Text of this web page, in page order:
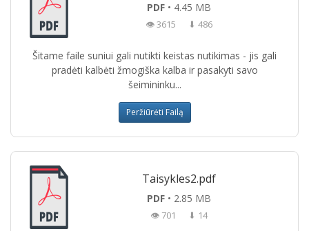
PDF• 4.45 MB
👁 3615 ⬇ 486
Šitame faile suniui gali nutikti keistas nutikimas - jis gali
pradėti kalbėti žmogiška kalba ir pasakyti savo
šeimininku...
Peržiūrėti Failą
Taisykles2.pdf
PDF• 2.85 MB
👁 701 ⬇ 14